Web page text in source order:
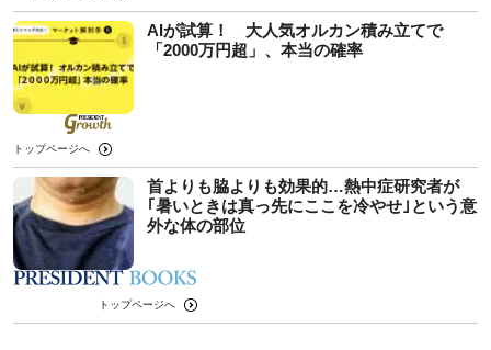
AIが試算！ 大人気オルカン積み立てで
「2000万円超」、本当の確率
トップページへ
首よりも脇よりも効果的…熱中症研究者が
｢暑いときは真っ先にここを冷やせ｣という意
外な体の部位
トップページへ